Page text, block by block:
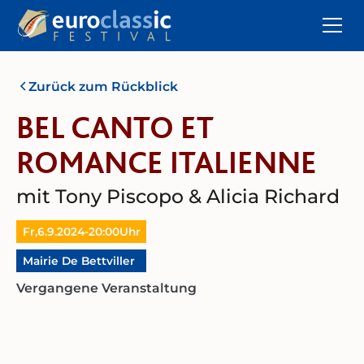
Zurück zum Rückblick
BEL CANTO ET
ROMANCE ITALIENNE
mit Tony Piscopo & Alicia Richard
Fr,6.9.2024-20:00Uhr
Mairie De Bettviller
Vergangene Veranstaltung